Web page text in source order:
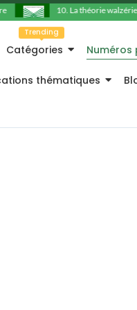
10. La théorie
Catégories
Trending
Numéros
thématiques